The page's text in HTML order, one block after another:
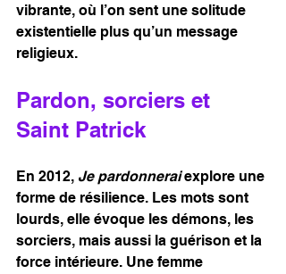
vibrante, où l’on sent une solitude
existentielle plus qu’un message
religieux.
Pardon, sorciers et
Saint Patrick
En 2012, Je pardonnerai explore une
forme de résilience. Les mots sont
lourds, elle évoque les démons, les
sorciers, mais aussi la guérison et la
force intérieure. Une femme